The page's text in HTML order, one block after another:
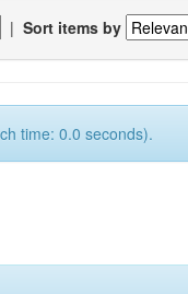
| Sort items by
time: 0.0 seconds).